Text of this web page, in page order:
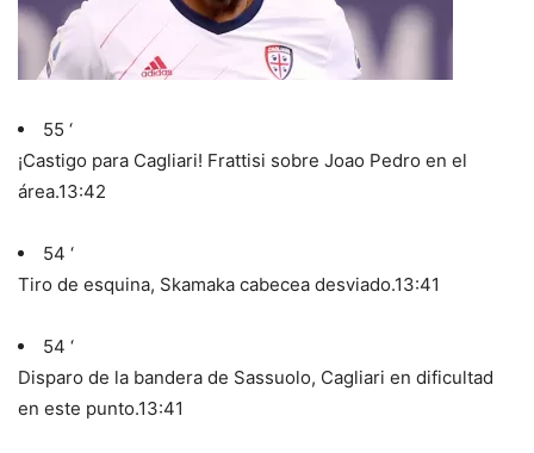
55 ‘
¡Castigo para Cagliari! Frattisi sobre Joao Pedro en el
área.13:42
54 ‘
Tiro de esquina, Skamaka cabecea desviado.13:41
54 ‘
Disparo de la bandera de Sassuolo, Cagliari en dificultad
en este punto.13:41